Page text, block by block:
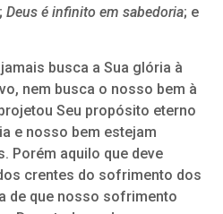
; Deus é infinito em sabedoria; e
busca a Sua glória à
nem busca o nosso bem à
Seu propósito eterno
e nosso bem estejam
Porém aquilo que deve
crentes do sofrimento dos
de que nosso sofrimento